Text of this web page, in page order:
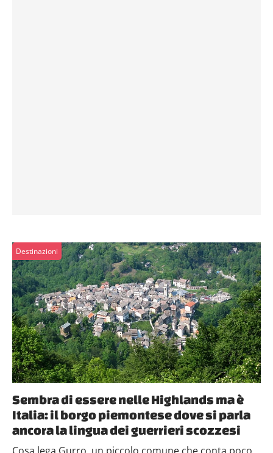
Destinazioni
Sembra di essere nelle Highlands ma è
Italia: il borgo piemontese dove si parla
ancora la lingua dei guerrieri scozzesi
Cosa lega Gurro, un piccolo comune che conta poco